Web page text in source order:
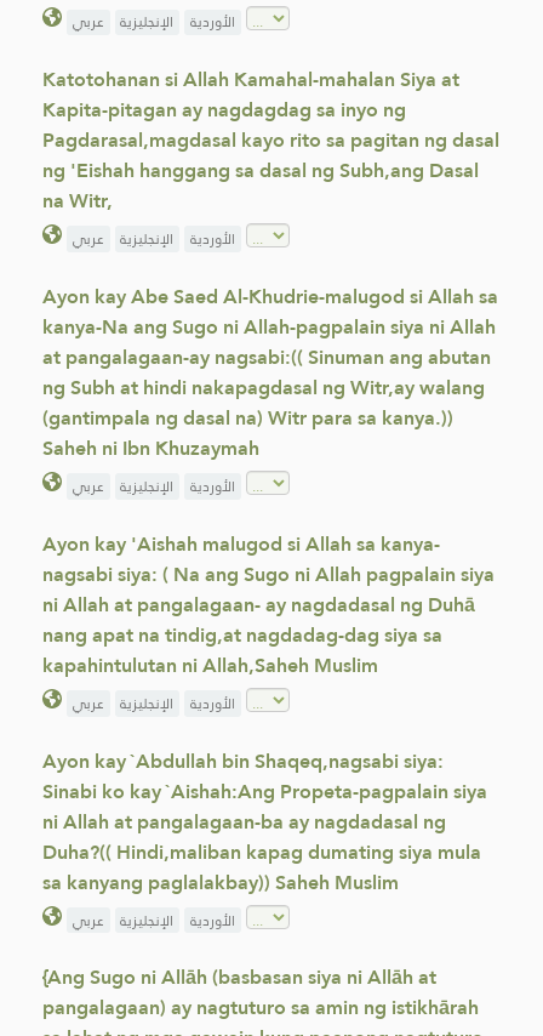
عربي الإنجليزية الأوردية
Katotohanan si Allah Kamahal-mahalan Siya at
Kapita-pitagan ay nagdagdag sa inyo ng
Pagdarasal,magdasal kayo rito sa pagitan ng dasal
ng 'Eishah hanggang sa dasal ng Subh,ang Dasal
na Witr,
عربي الإنجليزية الأوردية
Ayon kay Abe Saed Al-Khudrie-malugod si Allah sa
kanya-Na ang Sugo ni Allah-pagpalain siya ni Allah
at pangalagaan-ay nagsabi:(( Sinuman ang abutan
ng Subh at hindi nakapagdasal ng Witr,ay walang
(gantimpala ng dasal na) Witr para sa kanya.))
Saheh ni Ibn Khuzaymah
عربي الإنجليزية الأوردية
Ayon kay 'Aishah malugod si Allah sa kanya-
nagsabi siya: ( Na ang Sugo ni Allah pagpalain siya
ni Allah at pangalagaan- ay nagdadasal ng Duhā
nang apat na tindig,at nagdadag-dag siya sa
kapahintulutan ni Allah,Saheh Muslim
عربي الإنجليزية الأوردية
Ayon kay `Abdullah bin Shaqeq,nagsabi siya:
Sinabi ko kay `Aishah:Ang Propeta-pagpalain siya
ni Allah at pangalagaan-ba ay nagdadasal ng
Duha?(( Hindi,maliban kapag dumating siya mula
sa kanyang paglalakbay)) Saheh Muslim
عربي الإنجليزية الأوردية
{Ang Sugo ni Allāh (basbasan siya ni Allāh at
pangalagaan) ay nagtuturo sa amin ng istikhārah